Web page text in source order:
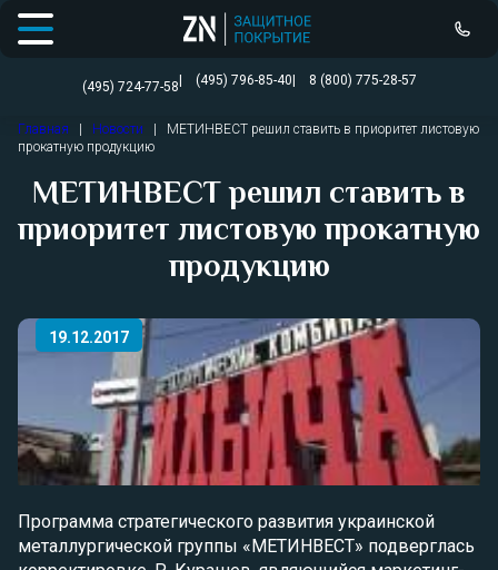
содержимому
Открыть меню
(495) 724-77-58 (495) 796-85-40 8 (800) 775-28-57
Главная Новости
МЕТИНВЕСТ решил ставить в приоритет листовую
прокатную продукцию
МЕТИНВЕСТ решил ставить в
приоритет листовую прокатную
продукцию
19.12.2017
Программа стратегического развития украинской
металлургической группы «МЕТИНВЕСТ» подверглась